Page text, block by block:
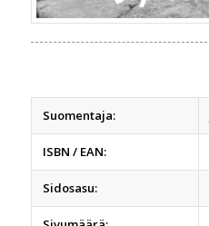
Suomentaja:
ISBN / EAN:
Sidosasu: